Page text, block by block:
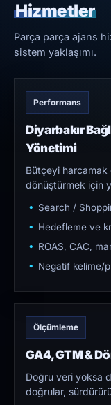
Hizmetler
Parça parça ajans
sistem yaklaşımı.
Performans
Diyarbakır
Yönetimi
Bütçeyi
dönüştürmek için
Search /
Hedefleme ve
ROAS, CAC,
Negatif kelime/
Ölçümleme
GA4, GTM &
Doğru veri yoksa
doğrular,